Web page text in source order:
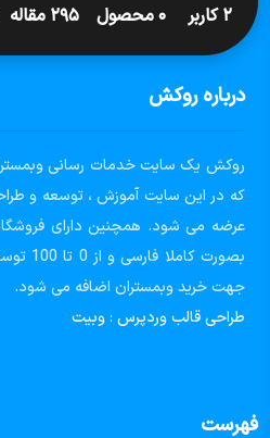
۲ کاربر ۰ محصول ۲۹۵ مقاله
درباره روکش
روکش یک سایت خدمات رسانی
که در این سایت آموزش ، توسعه و
عرضه می شود. همچنین دارای
بصورت
جهت خرید وبمستران اضافه می شود.
طراحی قالب وردپرس :وبیت
فهرست